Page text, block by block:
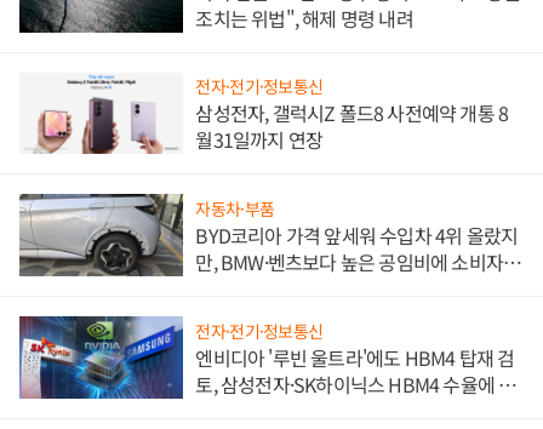
조치는 위법", 해제 명령 내려
전자·전기·정보통신
삼성전자, 갤럭시Z 폴드8 사전예약 개통 8
월31일까지 연장
자동차·부품
BYD코리아 가격 앞세워 수입차 4위 올랐지
만, BMW·벤츠보다 높은 공임비에 소비자
전자·전기·정보통신
엔비디아 '루빈 울트라'에도 HBM4 탑재 검
토, 삼성전자·SK하이닉스 HBM4 수율에 주